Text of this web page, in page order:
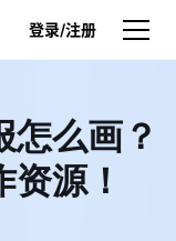
登录/注册
怎么画？
源！